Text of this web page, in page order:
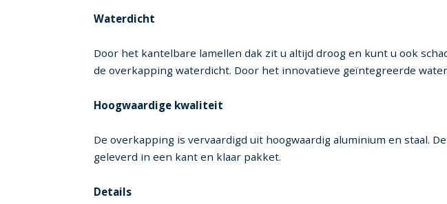
Waterdicht
Door het kantelbare lamellen dak zit u altijd droog en kunt u ook
de overkapping waterdicht. Door het innovatieve geïntegreerde
Hoogwaardige kwaliteit
De overkapping is vervaardigd uit hoogwaardig aluminium en staal.
geleverd in een kant en klaar pakket.
Details